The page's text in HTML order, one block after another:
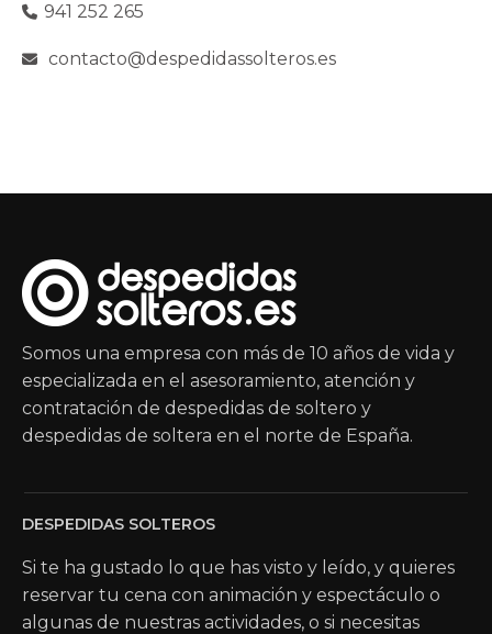
941 252 265
contacto@despedidassolteros.es
Somos una empresa con más de 10 años de vida y
especializada en el asesoramiento, atención y
contratación de despedidas de soltero y
despedidas de soltera en el norte de España.
DESPEDIDAS SOLTEROS
Si te ha gustado lo que has visto y leído, y quieres
reservar tu cena con animación y espectáculo o
algunas de nuestras actividades, o si necesitas